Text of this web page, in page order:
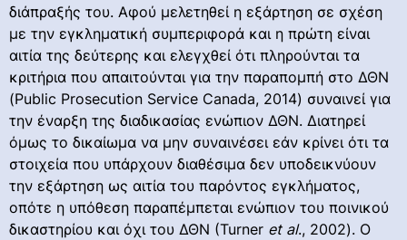
διάπραξής του. Αφού μελετηθεί η εξάρτηση σε σχέση
με την εγκληματική συμπεριφορά και η πρώτη είναι
αιτία της δεύτερης και ελεγχθεί ότι πληρούνται τα
κριτήρια που απαιτούνται για την παραπομπή στο ΔΘΝ
(Public Prosecution Service Canada, 2014) συναινεί για
την έναρξη της διαδικασίας ενώπιον ΔΘΝ. Διατηρεί
όμως το δικαίωμα να μην συναινέσει εάν κρίνει ότι τα
στοιχεία που υπάρχουν διαθέσιμα δεν υποδεικνύουν
την εξάρτηση ως αιτία του παρόντος εγκλήματος,
οπότε η υπόθεση παραπέμπεται ενώπιον του ποινικού
δικαστηρίου και όχι του ΔΘΝ (Turner et al., 2002). Ο